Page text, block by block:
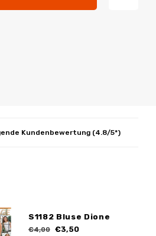
Kundenbewertung (4.8/5*)
S1182 Bluse Dione
€4,00 €3,50